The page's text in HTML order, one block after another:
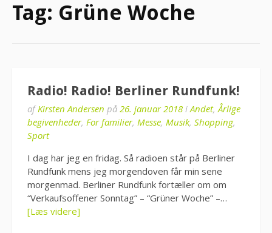
Tag: Grüne Woche
Radio! Radio! Berliner Rundfunk!
afKirsten Andersen på 26. januar 2018 iAndet,Årlige
begivenheder, For familier, Messe, Musik, Shopping,
Sport
I dag har jeg en fridag. Så radioen står på Berliner
Rundfunk mens jeg morgendoven får min sene
morgenmad. Berliner Rundfunk fortæller om om
“Verkaufsoffener Sonntag” – “Grüner Woche” –…
[Læs videre]